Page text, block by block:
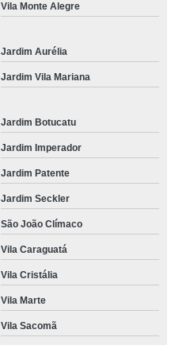
Vila Monte Alegre
Jardim Aurélia
Jardim Vila Mariana
Jardim Botucatu
Jardim Imperador
Jardim Patente
Jardim Seckler
São João Clímaco
Vila Caraguatá
Vila Cristália
Vila Marte
Vila Sacomã